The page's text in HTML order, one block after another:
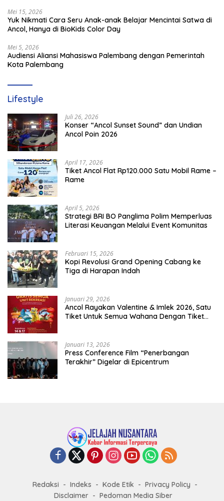
Mei 15, 2026
Yuk Nikmati Cara Seru Anak-anak Belajar Mencintai Satwa di
Ancol, Hanya di BioKids Color Day
Mei 5, 2026
Audiensi Aliansi Mahasiswa Palembang dengan Pemerintah
Kota Palembang
Lifestyle
Juli 26, 2026
Konser “Ancol Sunset Sound” dan Undian
Ancol Poin 2026
April 17, 2026
Tiket Ancol Flat Rp120.000 Satu Mobil Rame –
Rame
April 5, 2026
​Strategi BRI BO Panglima Polim Memperluas
Literasi Keuangan Melalui Event Komunitas
Februari 15, 2026
Kopi Revolusi Grand Opening Cabang ke
Tiga di Harapan Indah
Januari 29, 2026
Ancol Rayakan Valentine & Imlek 2026, Satu
Tiket Untuk Semua Wahana Dengan Tiket
Januari 13, 2026
Press Conference Film “Penerbangan
Terakhir” Digelar di Epicentrum
Redaksi Indeks Kode Etik
Privacy Policy
Disclaimer
Pedoman Media Siber